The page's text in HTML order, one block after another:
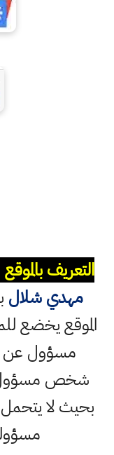
التعريف
مهدي شلال
الموقع يخضع
مسؤول عن
شخص مسؤول
بحيث لا